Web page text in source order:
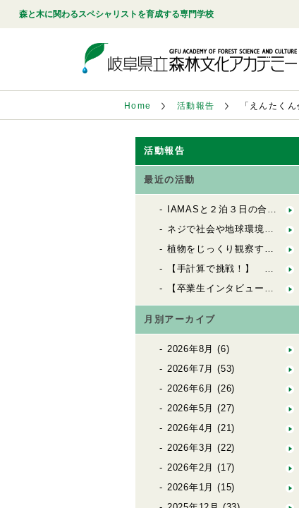
森と木に関わるスペシャリストを育成する専門学校
Home 活動報告 「えんたく
活動報告
最近の活動
IAMASと２泊３日の合同合宿！「FbSのためのデザインキャンプ」
ネジで社会や地球環境を良くする会社「シネジックさん」視察
植物をじっくり観察する「植物観察の基礎」
【手計算で挑戦！】 木造の許容応力度計算（２）
【卒業生インタビュー】 ６歳から100歳までの居場所を創る
月別アーカイブ
2026年8月 (6)
2026年7月 (53)
2026年6月 (26)
2026年5月 (27)
2026年4月 (21)
2026年3月 (22)
2026年2月 (17)
2026年1月 (15)